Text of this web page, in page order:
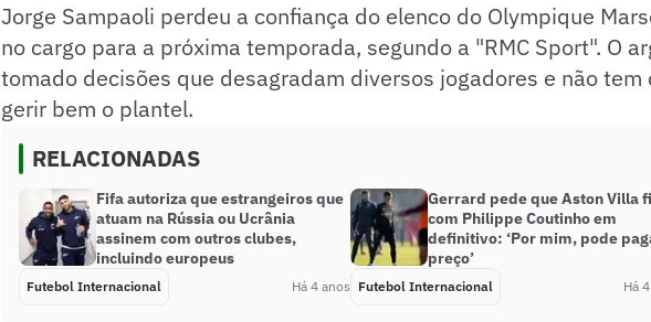
Jorge Sampaoli perdeu a confiança do elenco do Olympique
no cargo para a próxima temporada, segundo a "RMC Sport". O
tomado decisões que desagradam diversos jogadores e não tem
gerir bem o plantel.
RELACIONADAS
Fifa autoriza que estrangeiros que
atuam na Rússia ou Ucrânia
assinem com outros clubes,
incluindo europeus
Futebol Internacional Há 4 anos
Gerrard pede que Aston Villa
com Philippe Coutinho em
definitivo: ‘Por mim, pode
preço’
Futebol Internacional Há